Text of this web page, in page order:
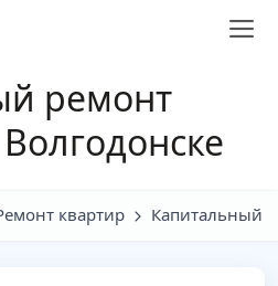
ремонт
квартир Капитальный